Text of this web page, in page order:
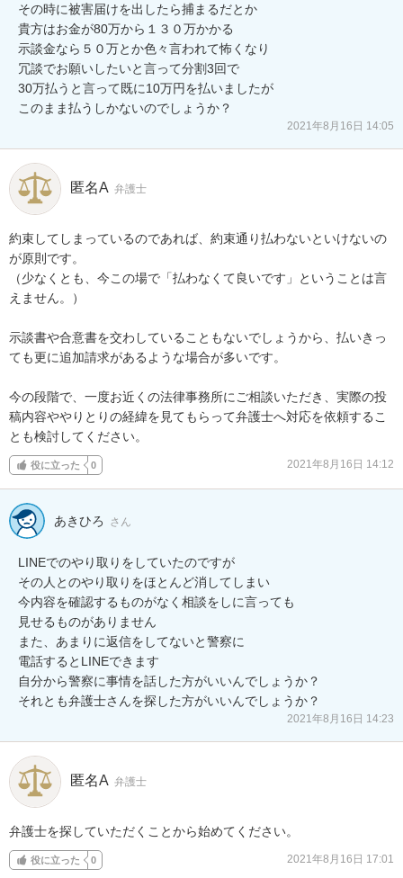
その時に被害届けを出したら捕まるだとか
貴方はお金が80万から１３０万かかる
示談金なら５０万とか色々言われて怖くなり
冗談でお願いしたいと言って分割3回で
30万払うと言って既に10万円を払いましたが
このまま払うしかないのでしょうか？
2021年8月16日 14:05
匿名A 弁護士
約束してしまっているのであれば、約束通り払わないといけないの
が原則です。
（少なくとも、今この場で「払わなくて良いです」ということは言
えません。）
示談書や合意書を交わしていることもないでしょうから、払いきっ
ても更に追加請求があるような場合が多いです。
今の段階で、一度お近くの法律事務所にご相談いただき、実際の投
稿内容ややりとりの経緯を見てもらって弁護士へ対応を依頼するこ
とも検討してください。
役に立った 0 2021年8月16日 14:12
あきひろ さん
LINEでのやり取りをしていたのですが
その人とのやり取りをほとんど消してしまい
今内容を確認するものがなく相談をしに言っても
見せるものがありません
また、あまりに返信をしてないと警察に
電話するとLINEできます
自分から警察に事情を話した方がいいんでしょうか？
それとも弁護士さんを探した方がいいんでしょうか？
2021年8月16日 14:23
匿名A 弁護士
弁護士を探していただくことから始めてください。
役に立った 0 2021年8月16日 17:01